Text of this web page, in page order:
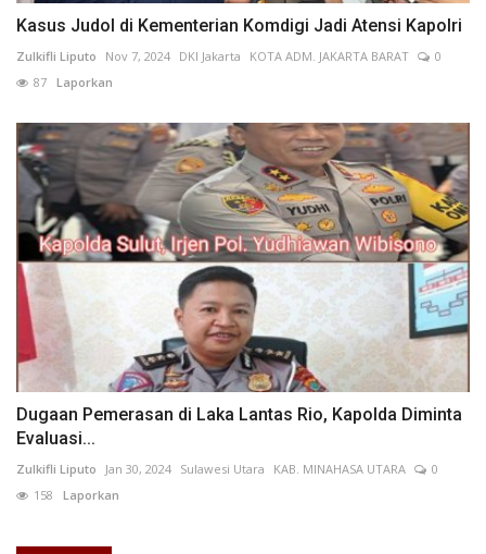
Kasus Judol di Kementerian Komdigi Jadi Atensi Kapolri
Zulkifli Liputo Nov 7, 2024 DKI Jakarta KOTA ADM. JAKARTA BARAT
0
87 Laporkan
Dugaan Pemerasan di Laka Lantas Rio, Kapolda Diminta
Evaluasi...
Zulkifli Liputo Jan 30, 2024 Sulawesi Utara KAB. MINAHASA UTARA
0
158 Laporkan